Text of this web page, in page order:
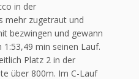
in der
mehr zugetraut und
bezwingen und gewann
min seinen Lauf.
Platz 2 in der
über 800m. Im C-Lauf